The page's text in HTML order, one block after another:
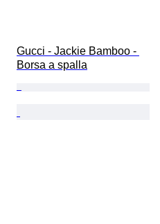
Gucci - Jackie Bamboo -
Borsa a spalla